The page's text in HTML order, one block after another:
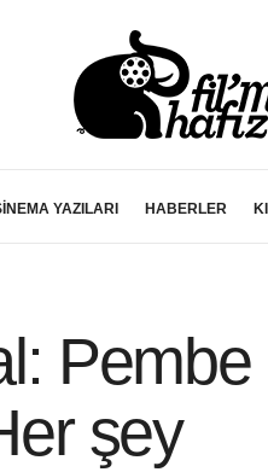
YAZILARI HABERLER
Pembe
şey